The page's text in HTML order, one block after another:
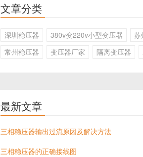
文章分类
深圳稳压器 380v变220v小型变压器
苏
常州稳压器
变压器厂家 隔离变压器
最新文章
三相稳压器输出过流原因及解决方法
三相稳压器的正确接线图